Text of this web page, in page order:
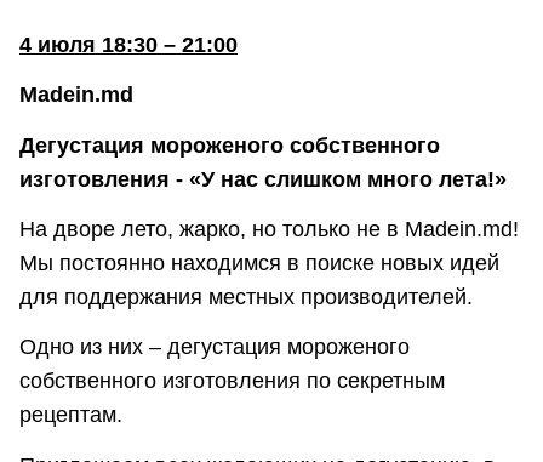
4 июля 18:30 – 21:00
Madein.md
Дегустация мороженого собственного
изготовления - «У нас слишком много лета!»
На дворе лето, жарко, но только не в Madein.md!
Мы постоянно находимся в поиске новых идей
для поддержания местных производителей.
Одно из них – дегустация мороженого
собственного изготовления по секретным
рецептам.